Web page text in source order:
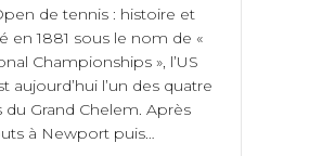
de tennis : histoire et
en 1881 sous le nom de «
Championships », l’US
aujourd’hui l’un des quatre
Grand Chelem. Après
à Newport puis…